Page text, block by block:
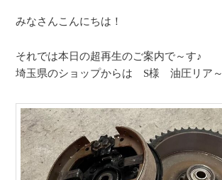
みなさんこんにちは！
それでは本日の超再生のご案内で～す♪
埼玉県のショップからは S様 油圧リア～